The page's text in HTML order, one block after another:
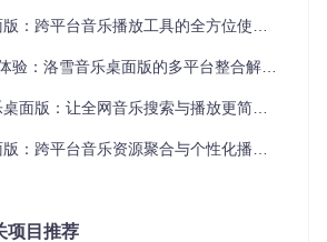
乐风格（如摇滚、古典）、使用场景
拖拽功能调整歌曲顺序，或使用内置排序
长等维度整理
单内使用Ctrl+F快捷键激活搜索框，瞬间
格式添加即可同步管理。
：跨平台音乐播放工具的全方位使用指南
：洛雪音乐桌面版的多平台整合解决方案
：让全网音乐搜索与播放更简单的跨平台解决方案
平台音乐资源聚合与个性化播放的一站式解决方案
项目推荐